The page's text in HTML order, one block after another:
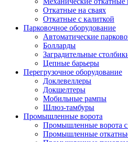
Откатные на сваях
Откатные с калиткой
Парковочное оборудование
Автоматические
Болларды
Заградительные
Цепные барьеры
Перегрузочное оборудование
Доклевеллеры
Докшелтеры
Мобильные рампы
Шлюз-тамбуры
Промышленные ворота
Промышленные ворота с
Промышленные